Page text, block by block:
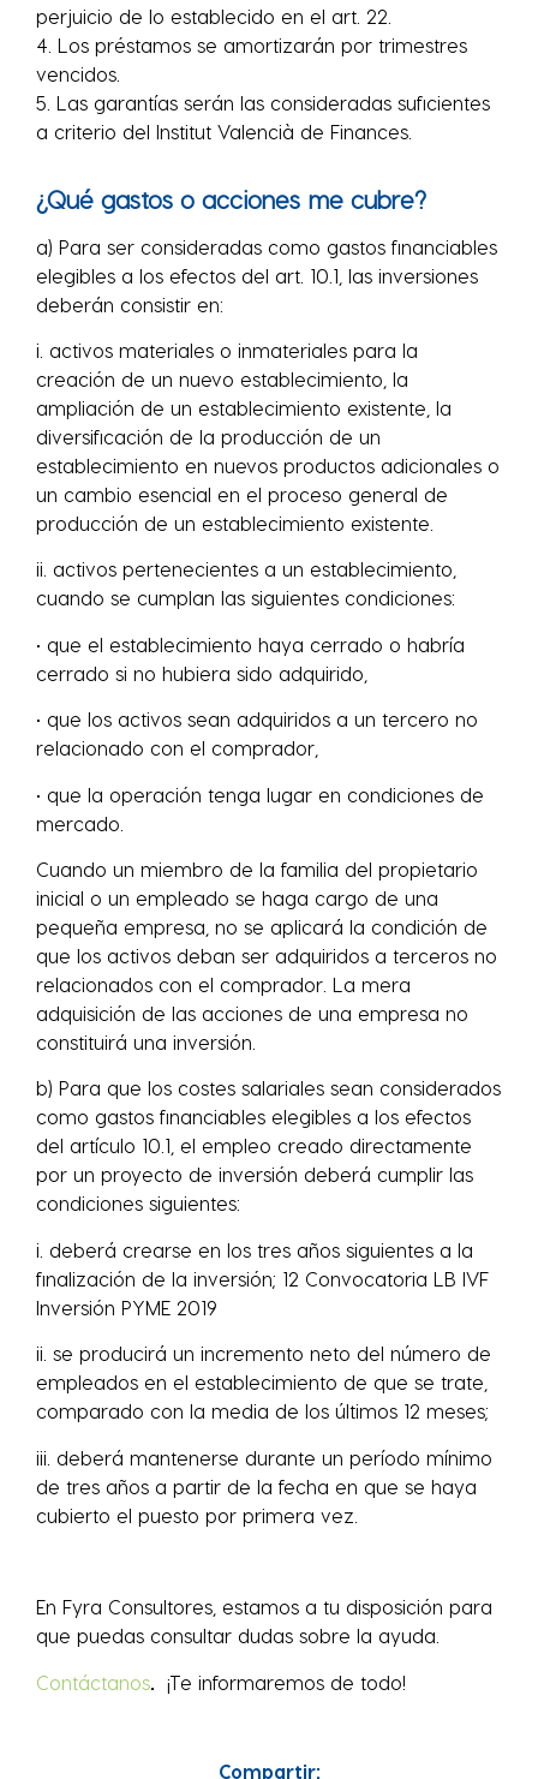
perjuicio de lo establecido en el art. 22.
4. Los préstamos se amortizarán por trimestres
vencidos.
5. Las garantías serán las consideradas suficientes
a criterio del Institut Valencià de Finances.
¿Qué gastos o acciones me cubre?
a) Para ser consideradas como gastos financiables
elegibles a los efectos del art. 10.1, las inversiones
deberán consistir en:
i. activos materiales o inmateriales para la
creación de un nuevo establecimiento, la
ampliación de un establecimiento existente, la
diversificación de la producción de un
establecimiento en nuevos productos adicionales o
un cambio esencial en el proceso general de
producción de un establecimiento existente.
ii. activos pertenecientes a un establecimiento,
cuando se cumplan las siguientes condiciones:
• que el establecimiento haya cerrado o habría
cerrado si no hubiera sido adquirido,
• que los activos sean adquiridos a un tercero no
relacionado con el comprador,
• que la operación tenga lugar en condiciones de
mercado.
Cuando un miembro de la familia del propietario
inicial o un empleado se haga cargo de una
pequeña empresa, no se aplicará la condición de
que los activos deban ser adquiridos a terceros no
relacionados con el comprador. La mera
adquisición de las acciones de una empresa no
constituirá una inversión.
b) Para que los costes salariales sean considerados
como gastos financiables elegibles a los efectos
del artículo 10.1, el empleo creado directamente
por un proyecto de inversión deberá cumplir las
condiciones siguientes:
i. deberá crearse en los tres años siguientes a la
finalización de la inversión; 12 Convocatoria LB IVF
Inversión PYME 2019
ii. se producirá un incremento neto del número de
empleados en el establecimiento de que se trate,
comparado con la media de los últimos 12 meses;
iii. deberá mantenerse durante un período mínimo
de tres años a partir de la fecha en que se haya
cubierto el puesto por primera vez.
En Fyra Consultores, estamos a tu disposición para
que puedas consultar dudas sobre la ayuda.
Contáctanos ¡Te informaremos de todo!
Compartir: